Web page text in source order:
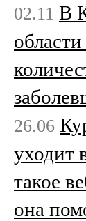
02.11 В
26.06
уходит
такое
она